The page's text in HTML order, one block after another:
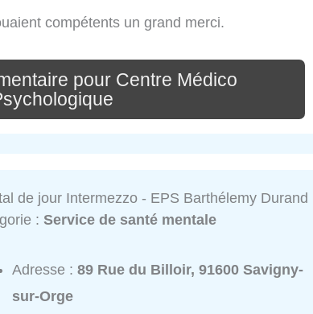
compétents un grand merci.
pour Centre Médico
de jour Intermezzo - EPS Barthélemy Durand
:Service de santé mentale
Adresse :89 Rue du Billoir, 91600 Savigny-
sur-Orge